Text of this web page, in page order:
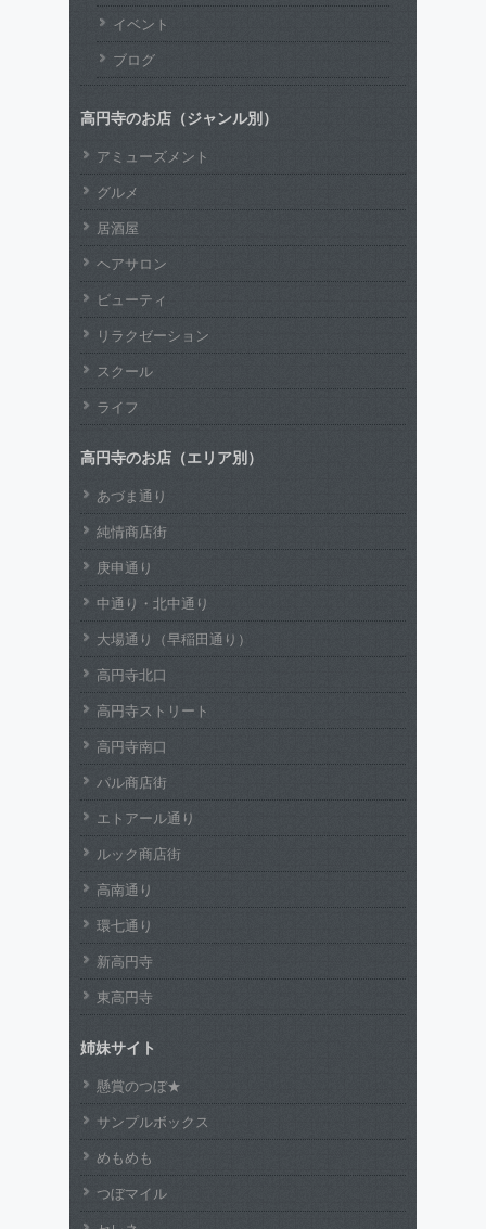
イベント
ブログ
高円寺のお店（ジャンル別）
アミューズメント
グルメ
居酒屋
ヘアサロン
ビューティ
リラクゼーション
スクール
ライフ
高円寺のお店（エリア別）
あづま通り
純情商店街
庚申通り
中通り・北中通り
大場通り（早稲田通り）
高円寺北口
高円寺ストリート
高円寺南口
パル商店街
エトアール通り
ルック商店街
高南通り
環七通り
新高円寺
東高円寺
姉妹サイト
懸賞のつぼ★
サンプルボックス
めもめも
つぼマイル